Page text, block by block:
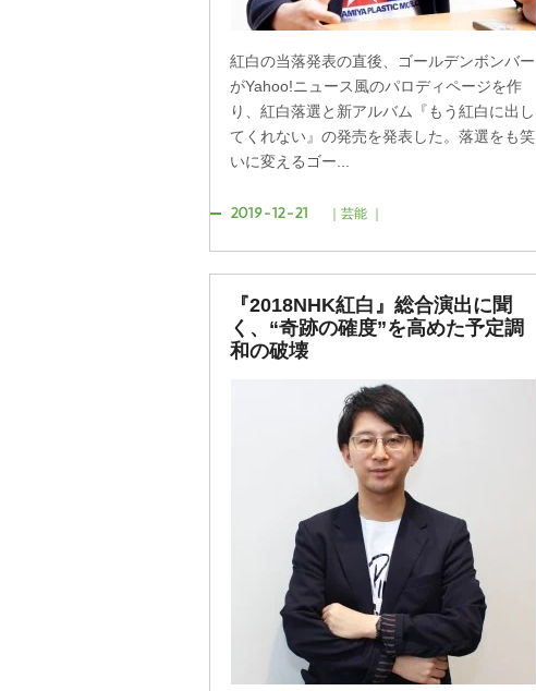
紅白の当落発表の直後、ゴールデンボンバー
がYahoo!ニュース風のパロディページを作
り、紅白落選と新アルバム『もう紅白に出し
てくれない』の発売を発表した。落選をも笑
いに変えるゴー...
2019-12-21 ｜芸能 ｜
『2018NHK紅白』総合演出に聞
く、“奇跡の確度”を高めた予定調
和の破壊